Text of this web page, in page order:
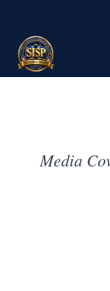
Media